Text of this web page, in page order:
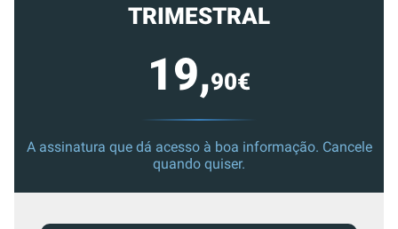
TRIMESTRAL
19,90€
A assinatura que dá acesso à boa informação. Cancele
quando quiser.